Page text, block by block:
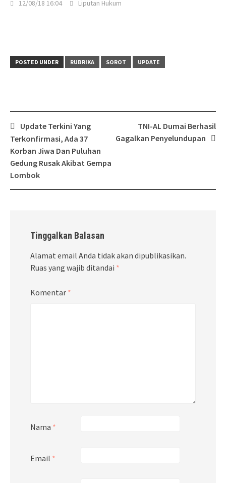
12/08/18 16:04 Liputan Hukum
POSTED UNDER RUBRIKA SOROT UPDATE
Post
navigation
Update Terkini Yang
Terkonfirmasi, Ada 37
Korban Jiwa Dan Puluhan
Gedung Rusak Akibat Gempa
Lombok
TNI-AL Dumai Berhasil
Gagalkan Penyelundupan
Tinggalkan Balasan
Alamat email Anda tidak akan dipublikasikan.
Ruas yang wajib ditandai *
Komentar *
Nama *
Email *